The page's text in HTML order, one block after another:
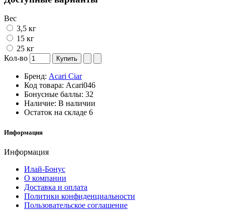
Вес
3,5 кг
15 кг
25 кг
Кол-во
Купить
Бренд: Acari Ciar
Код товара: Acari046
Бонусные баллы: 32
Наличие: В наличии
Остаток на складе 6
Информация
Информация
Илай-Бонус
О компании
Доставка и оплата
Политики конфиденциальности
Пользовательское соглашение